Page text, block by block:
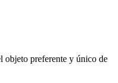
objeto preferente y único de